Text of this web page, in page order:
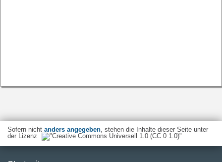
Sofern nicht anders angegeben, stehen die Inhalte dieser Seite unter
der Lizenz